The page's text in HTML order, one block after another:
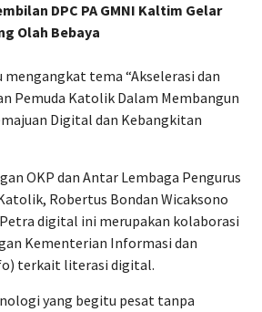
DPC PA GMNI Kaltim Gelar
Olah Bebaya
tema “Akselerasi dan
Pemuda Katolik Dalam Membangun
Digital dan Kebangkitan
OKP dan Antar Lembaga Pengurus
Robertus Bondan Wicaksono
digital ini merupakan kolaborasi
Kementerian Informasi dan
terkait literasi digital.
yang begitu pesat tanpa